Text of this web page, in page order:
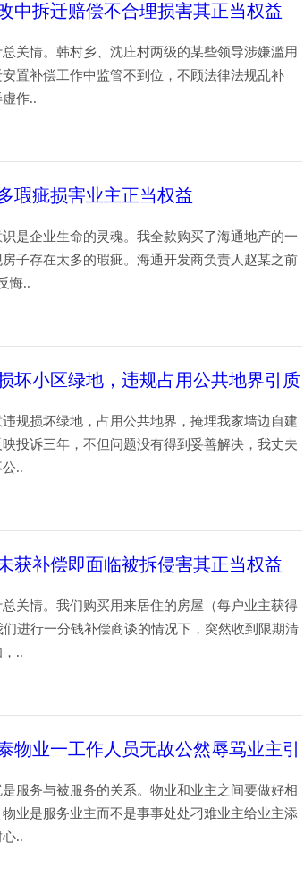
中拆迁赔偿不合理损害其正当权益
关情。韩村乡、沈庄村两级的某些领导涉嫌滥用
置补偿工作中监管不到位，不顾法律法规乱补
虚作..
瑕疵损害业主正当权益
是企业生命的灵魂。我全款购买了海通地产的一
子存在太多的瑕疵。海通开发商负责人赵某之前
悔..
坏小区绿地，违规占用公共地界引质
规损坏绿地，占用公共地界，掩埋我家墙边自建
投诉三年，不但问题没有得到妥善解决，我丈夫
公..
获补偿即面临被拆侵害其正当权益
关情。我们购买用来居住的房屋（每户业主获得
进行一分钱补偿商谈的情况下，突然收到限期清
，..
物业一工作人员无故公然辱骂业主引
服务与被服务的关系。物业和业主之间要做好相
业是服务业主而不是事事处处刁难业主给业主添
心..